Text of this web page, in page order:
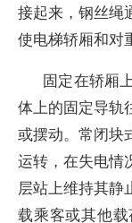
接起来，钢丝绳
使电梯轿厢和对
固定在轿厢
体上的固定导轨
或摆动。常闭块
运转，在失电情
层站上维持其静
载乘客或其他